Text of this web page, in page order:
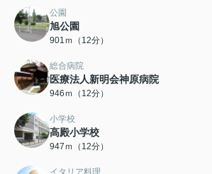
公園
旭公園
901ｍ（12分）
総合病院
医療法人新明会神原病院
946ｍ（12分）
小学校
高殿小学校
947ｍ（12分）